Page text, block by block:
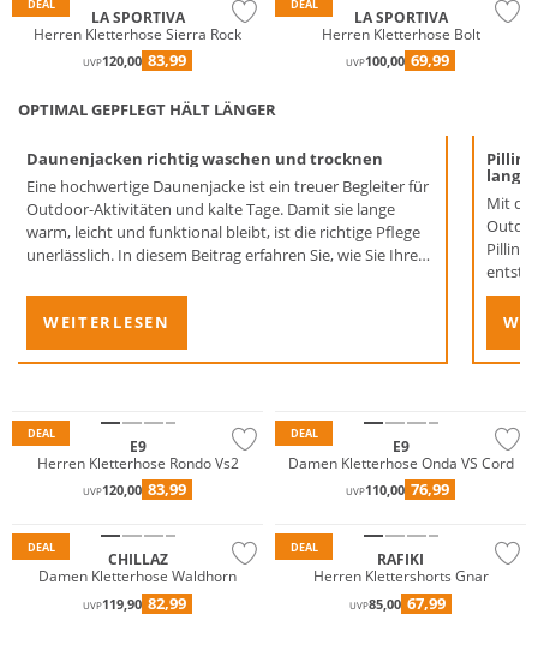
DEAL
LA SPORTIVA
Herren Kletterhose Sierra Rock
UVP120,00 83,99
DEAL
LA SPORTIVA
Herren Kletterhose Bolt
UVP100,00 69,99
OPTIMAL GEPFLEGT HÄLT LÄNGER
Daunenjacken richtig waschen und trocknen
Eine hochwertige Daunenjacke ist ein treuer Begleiter für
Outdoor-Aktivitäten und kalte Tage. Damit sie lange
warm, leicht und funktional bleibt, ist die richtige Pflege
unerlässlich. In diesem Beitrag erfahren Sie, wie Sie Ihre
unseren Tipps zur Daunenjackenpflege sind Sie bestens
auf die kalte Jahreszeit vorbereitet.
WEITERLESEN
lange
Mit
Pilling
DEAL
E9
Herren Kletterhose Rondo Vs2
UVP120,00 83,99
DEAL
E9
Damen Kletterhose Onda VS Cord
UVP110,00 76,99
DEAL
CHILLAZ
Damen Kletterhose Waldhorn
UVP119,90 82,99
DEAL
RAFIKI
Herren Klettershorts Gnar
UVP85,00 67,99